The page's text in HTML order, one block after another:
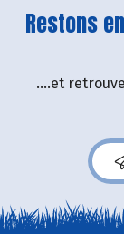
Restons
....et